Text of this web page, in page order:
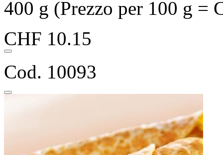
400 g (Prezzo per 100 g =
CHF 10.15
Cod. 10093